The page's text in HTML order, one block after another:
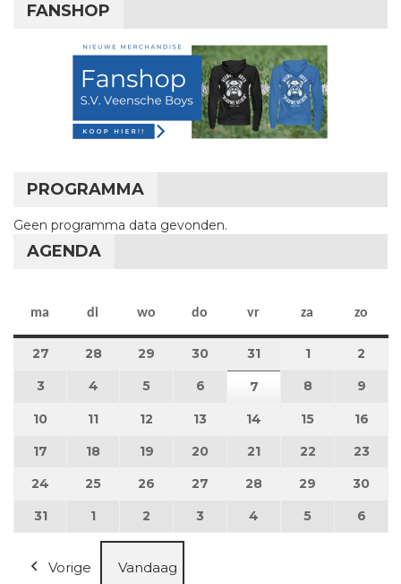
FANSHOP
PROGRAMMA
Geen programma data gevonden.
AGENDA
ma maandag
di dinsdag
wo woensdag
do donderdag
vr vrijdag
za zaterdag
zo
27 27 juli 2026
28 28 juli 2026
29 29 juli 2026
30 30 juli 2026
31 31 juli 2026
11 augustus
2
3 3 augustus 2026
4 4 augustus 2026
5 5 augustus 2026
6 6 augustus 2026
7 7 augustus 2026
8 8 augustus
9
10 10 augustus 2026
11 11 augustus 2026
12 12 augustus 2026
13 13 augustus 2026
14 14 augustus 2026
15 15 16
17 17 augustus 2026
18 18 augustus 2026
19 19 augustus 2026
20 20 augustus 2026
21 21 augustus 2026
22 22 23
24 24 augustus 2026
25 25 augustus 2026
26 26 augustus 2026
27 27 augustus 2026
28 28 augustus 2026
29 29 30
3131 augustus 2026
1 1 september 2026
2 2 september 2026
3 3 september 2026
4 4 september 2026
5 5 6
Vorige Vandaag